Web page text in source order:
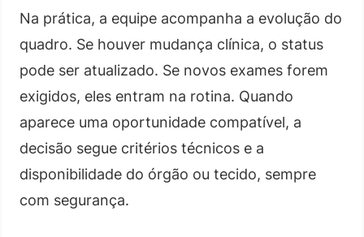
Na prática, a equipe acompanha a evolução do
quadro. Se houver mudança clínica, o status
pode ser atualizado. Se novos exames forem
exigidos, eles entram na rotina. Quando
aparece uma oportunidade compatível, a
decisão segue critérios técnicos e a
disponibilidade do órgão ou tecido, sempre
com segurança.